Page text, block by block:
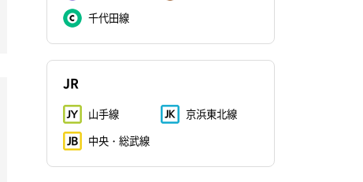
千代田線
JR
山手線
京浜東北線
中央・総武線